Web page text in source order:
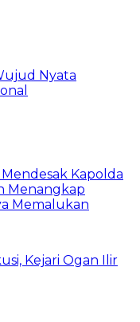
Nyata
Kapolda
Menangkap
Memalukan
Kejari Ogan Ilir